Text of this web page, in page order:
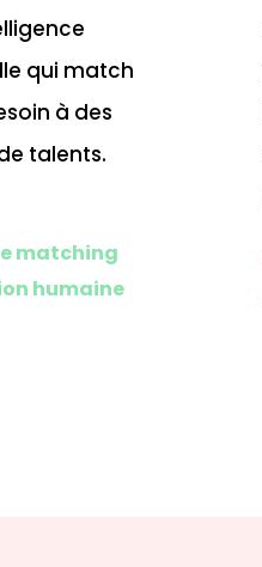
qui match
à des
talents.
matching
humaine